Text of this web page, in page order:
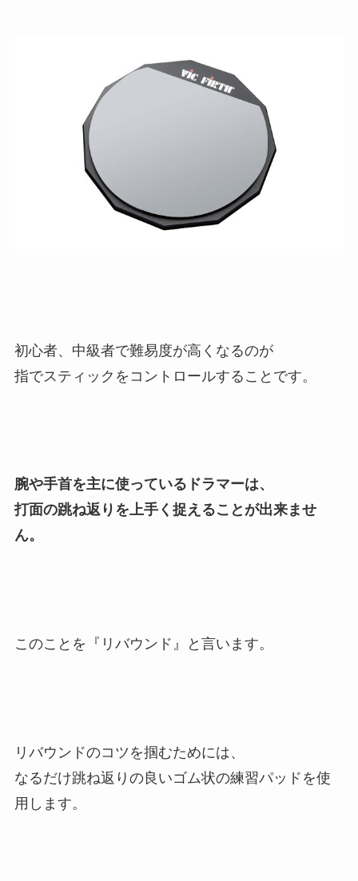
初心者、中級者で難易度が高くなるのが
指でスティックをコントロールすることです。
腕や手首を主に使っているドラマーは、
打面の跳ね返りを上手く捉えることが出来ませ
ん。
このことを『リバウンド』と言います。
リバウンドのコツを掴むためには、
なるだけ跳ね返りの良いゴム状の練習パッドを使
用します。